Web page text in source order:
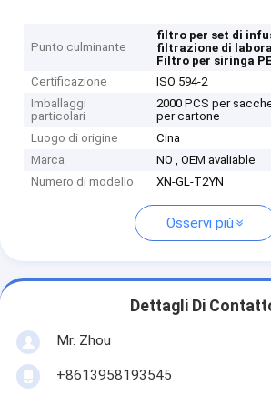
Punto culminante
filtro per set di
filtrazione di
Filtro per siringa
Certificazione
ISO 594-2
Imballaggi
particolari
2000 PCS per
per cartone
Luogo di origine
Cina
Marca
NO , OEM avaliable
Numero di modello
XN-GL-T2YN
Osservi più
Dettagli Di
Mr. Zhou
+8613958193545